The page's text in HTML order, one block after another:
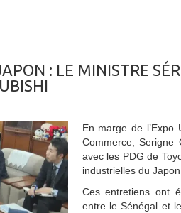
: LE MINISTRE
En marge de l’Expo
Commerce, Serigne
avec les PDG de
industrielles du Japon.
Ces entretiens ont
entre le Sénégal et